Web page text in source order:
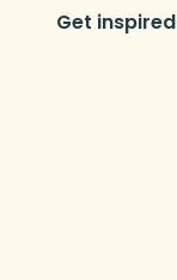
Get inspired